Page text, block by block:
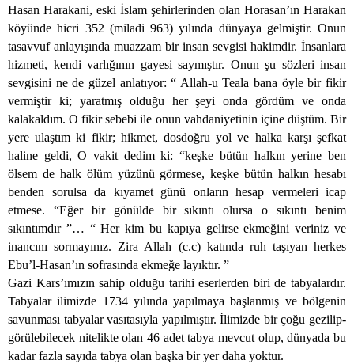
Hasan Harakani, eski İslam şehirlerinden olan Horasan’ın Harakan
köyünde hicri 352 (miladi 963) yılında dünyaya gelmiştir. Onun
tasavvuf anlayışında muazzam bir insan sevgisi hakimdir. İnsanlara
hizmeti, kendi varlığının gayesi saymıştır. Onun şu sözleri insan
sevgisini ne de güzel anlatıyor: “ Allah-u Teala bana öyle bir fikir
vermiştir ki; yaratmış olduğu her şeyi onda gördüm ve onda
kalakaldım. O fikir sebebi ile onun vahdaniyetinin içine düştüm. Bir
yere ulaştım ki fikir; hikmet, dosdoğru yol ve halka karşı şefkat
haline geldi, O vakit dedim ki: “keşke bütün halkın yerine ben
ölsem de halk ölüm yüzünü görmese, keşke bütün halkın hesabı
benden sorulsa da kıyamet günü onların hesap vermeleri icap
etmese. “Eğer bir gönülde bir sıkıntı olursa o sıkıntı benim
sıkıntımdır ”… “ Her kim bu kapıya gelirse ekmeğini veriniz ve
inancını sormayınız. Zira Allah (c.c) katında ruh taşıyan herkes
Ebu’l-Hasan’ın sofrasında ekmeğe layıktır. ”
Gazi Kars’ımızın sahip olduğu tarihi eserlerden biri de tabyalardır.
Tabyalar ilimizde 1734 yılında yapılmaya başlanmış ve bölgenin
savunması tabyalar vasıtasıyla yapılmıştır. İlimizde bir çoğu gezilip-
görülebilecek nitelikte olan 46 adet tabya mevcut olup, dünyada bu
kadar fazla sayıda tabya olan başka bir yer daha yoktur.